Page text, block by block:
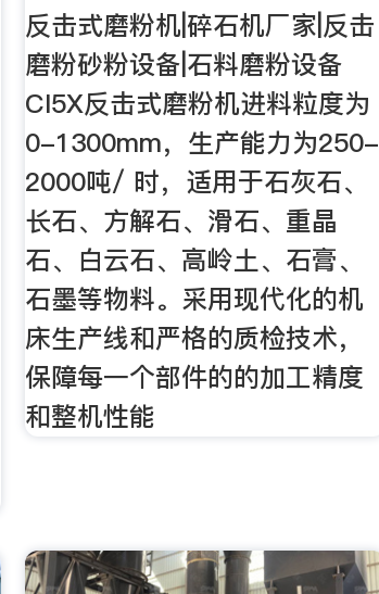
反击式磨粉机|碎石机厂家|反击
磨粉砂粉设备|石料磨粉设备
CI5X反击式磨粉机进料粒度为
0-1300mm，生产能力为250-
2000吨/ 时，适用于石灰石、
长石、方解石、滑石、重晶
石、白云石、高岭土、石膏、
石墨等物料。采用现代化的机
床生产线和严格的质检技术，
保障每一个部件的的加工精度
和整机性能